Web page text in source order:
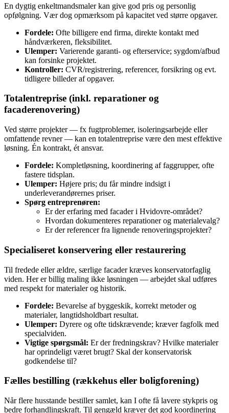
En dygtig enkeltmandsmaler kan give god pris og personlig
opfølgning. Vær dog opmærksom på kapacitet ved større opgaver.
Fordele: Ofte billigere end firma, direkte kontakt med
håndværkeren, fleksibilitet.
Ulemper: Varierende garanti- og efterservice; sygdom/afbud
kan forsinke projektet.
Kontroller: CVR/registrering, referencer, forsikring og evt.
tidligere billeder af opgaver.
Totalentreprise (inkl. reparationer og
facaderenovering)
Ved større projekter — fx fugtproblemer, isoleringsarbejde eller
omfattende revner — kan en totalentreprise være den mest effektive
løsning. Én kontrakt, ét ansvar.
Fordele: Kompletløsning, koordinering af faggrupper, ofte
fastere tidsplan.
Ulemper: Højere pris; du får mindre indsigt i
underleverandørernes priser.
Spørg entreprenøren:
Er der erfaring med facader i Hvidovre‑området?
Hvordan dokumenteres reparationer og materialevalg?
Er der referencer fra lignende renoveringsprojekter?
Specialiseret konservering eller restaurering
Til fredede eller ældre, særlige facader kræves konservatorfaglig
viden. Her er billig maling ikke løsningen — arbejdet skal udføres
med respekt for materialer og historik.
Fordele: Bevarelse af byggeskik, korrekt metoder og
materialer, langtidsholdbart resultat.
Ulemper: Dyrere og ofte tidskrævende; kræver fagfolk med
specialviden.
Vigtige spørgsmål: Er der fredningskrav? Hvilke materialer
har oprindeligt været brugt? Skal der konservatorisk
godkendelse til?
Fælles bestilling (rækkehus eller boligforening)
Når flere husstande bestiller samlet, kan I ofte få lavere stykpris og
bedre forhandlingskraft. Til gengæld kræver det god koordinering